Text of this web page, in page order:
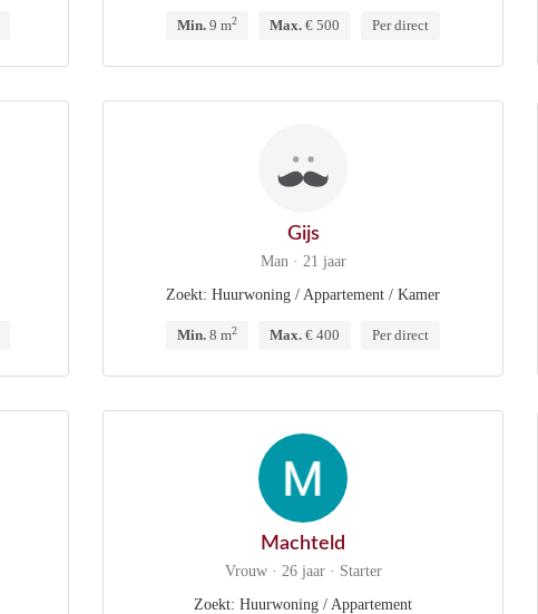
Min. 9 m2 Max. € 500 Per direct
Gijs
Man · 21 jaar
Zoekt: Huurwoning / Appartement / Kamer
Min. 8 m2 Max. € 400 Per direct
Machteld
Vrouw · 26 jaar · Starter
Zoekt: Huurwoning / Appartement